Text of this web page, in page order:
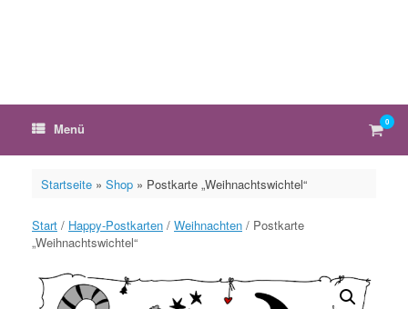
Menü 0
Startseite» Shop» Postkarte „Weihnachtswichtel“
Start / Happy-Postkarten / Weihnachten / Postkarte
„Weihnachtswichtel“